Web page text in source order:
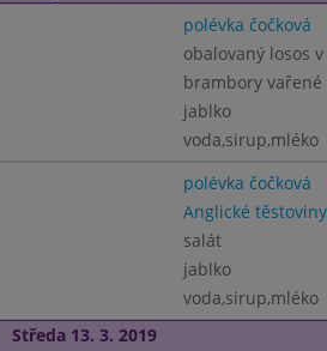
polévka čočková
obalovaný losos
brambory vařené
jablko
voda,sirup,mléko
polévka čočková
Anglické
salát
jablko
voda,sirup,mléko
Středa 13. 3. 2019